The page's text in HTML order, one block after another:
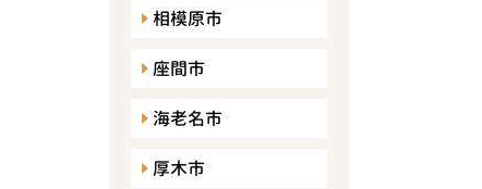
相模原市
座間市
海老名市
厚木市